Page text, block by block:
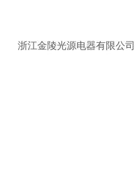
浙江金陵光源电器有限公司